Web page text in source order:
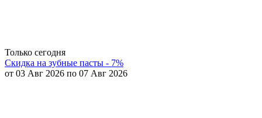
Только сегодня
Скидка на зубные пасты - 7%
от 03 Авг 2026 по 07 Авг 2026